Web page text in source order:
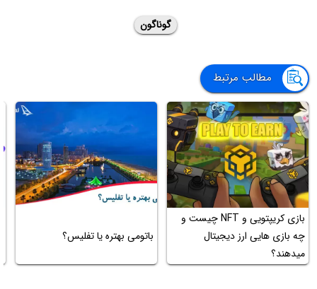
گوناگون
مطالب مرتبط
بازی کریپتویی و NFT چیست و
چه بازی هایی ارز دیجیتال
میدهند؟
باتومی بهتره یا تفلیس؟